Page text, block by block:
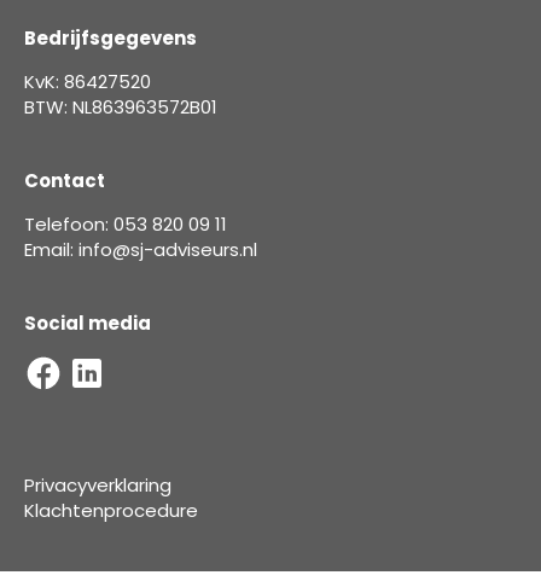
Bedrijfsgegevens
KvK: 86427520
BTW: NL863963572B01
Contact
Telefoon: 053 820 09 11
Email: info@sj-adviseurs.nl
Social media
Privacyverklaring
Klachtenprocedure